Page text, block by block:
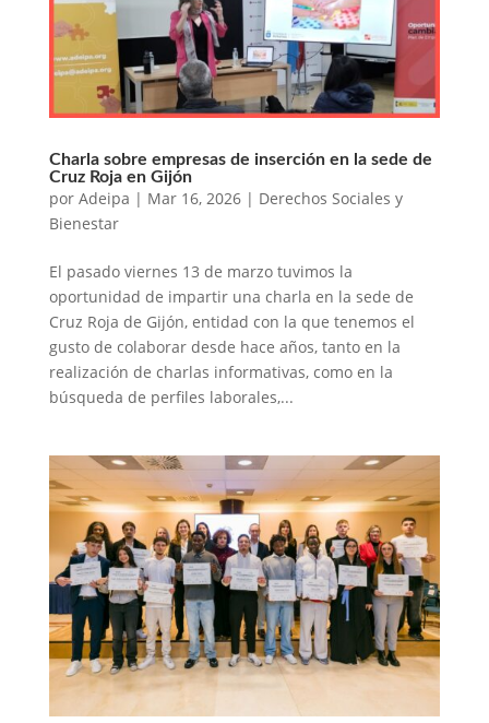
Charla sobre empresas de inserción en la sede de
Cruz Roja en Gijón
por Adeipa | Mar 16, 2026| Derechos Sociales y
Bienestar
El pasado viernes 13 de marzo tuvimos la
oportunidad de impartir una charla en la sede de
Cruz Roja de Gijón, entidad con la que tenemos el
gusto de colaborar desde hace años, tanto en la
realización de charlas informativas, como en la
búsqueda de perfiles laborales,...